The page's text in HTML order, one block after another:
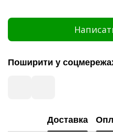
Поширити у
Доставка